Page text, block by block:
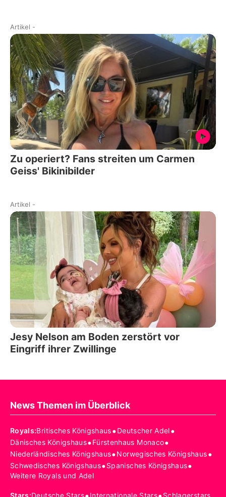
Artikel -
Zu operiert? Fans streiten um Carmen
Geiss' Bikinibilder
Artikel -
Jesy Nelson am Boden zerstört vor
Eingriff ihrer Zwillinge
News Themen im Überblick
Royals:Britisches Königshaus•Deutscher Adel•
Dänisches Königshaus•Fürstenhaus Monaco•
Niederländisches Königshaus•Norwegisches Königshaus•
Schwedisches Königshaus•Spanisches Königshaus•
Weitere Royals und Adel